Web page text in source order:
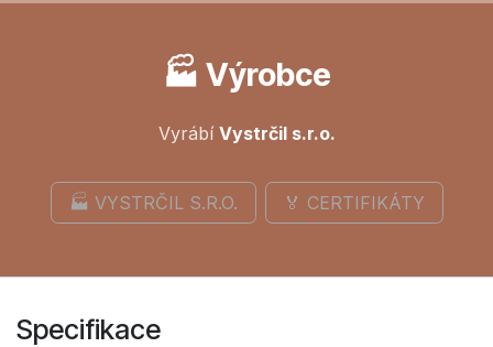
🏭 Výrobce
Vyrábí Vystrčil s.r.o.
🏭 VYSTRČIL S.R.O. 🏅 CERTIFIKÁTY
Specifikace